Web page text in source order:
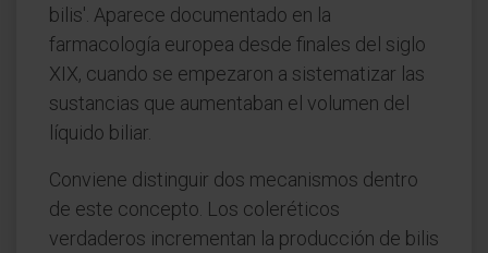
bilis'. Aparece documentado en la
farmacología europea desde finales del siglo
XIX, cuando se empezaron a sistematizar las
sustancias que aumentaban el volumen del
líquido biliar.
Conviene distinguir dos mecanismos dentro
de este concepto. Los coleréticos
verdaderos incrementan la producción de bilis